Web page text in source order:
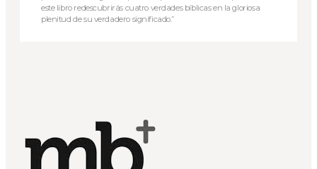
este libro redescubrirás cuatro verdades bíblicas en la gloriosa
plenitud de su verdadero significado.”